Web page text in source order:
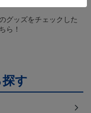
グッズをチェックした
ら！
す